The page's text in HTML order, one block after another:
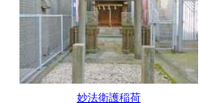
妙法衛護稲荷